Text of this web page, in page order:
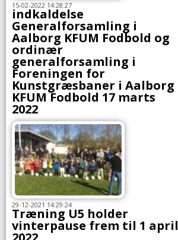
15-02-2022 14:28:27
indkaldelse
Generalforsamling i
Aalborg KFUM Fodbold og
ordinær
generalforsamling i
Foreningen for
Kunstgræsbaner i Aalborg
KFUM Fodbold 17 marts
2022
29-12-2021 14:29:24
Træning U5 holder
vinterpause frem til 1 april